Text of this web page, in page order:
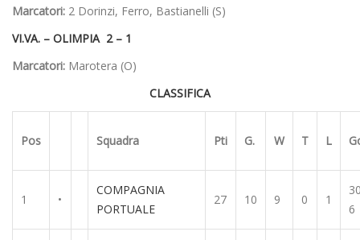
Marcatori: 2 Dorinzi, Ferro, Bastianelli (S)
VI.VA. – OLIMPIA 2 – 1
Marcatori: Marotera (O)
CLASSIFICA
Pos Squadra Pti G. W T L
1 •
COMPAGNIA
PORTUALE
27 10 9 0 1
6